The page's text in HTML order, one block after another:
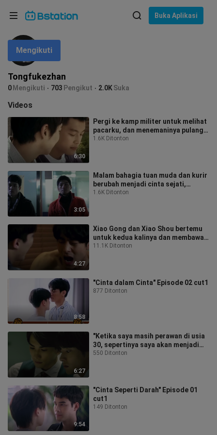
Buka Aplikasi
Tongfukezhan
0 Mengikuti 703 Pengikut 2.0KSuka
Mengikuti
Videos
6:30
Pergi ke kamp militer untuk melihat
pacarku, dan menemaninya pulang
untuk menonton "Just Friends" ib
1.6K Ditonton
3:05
Malam bahagia tuan muda dan kurir
berubah menjadi cinta sejati,
"Malam Putih"
1.6K Ditonton
4:27
Xiao Gong dan Xiao Shou bertemu
untuk kedua kalinya dan membawa
mereka pulang dengan kapal yang
11.1K Ditonton
8:58
"Cinta dalam Cinta" Episode 02 cut1
877 Ditonton
6:27
"Ketika saya masih perawan di usia
30, sepertinya saya akan menjadi
pesulap" Episode 01
550 Ditonton
9:54
"Cinta Seperti Darah" Episode 01
cut1
149 Ditonton
Bahasa: Bahasa Indonesia
Pilih bahasa
English
ภาษาไทย
Tiếng Việt
Bahasa Melayu